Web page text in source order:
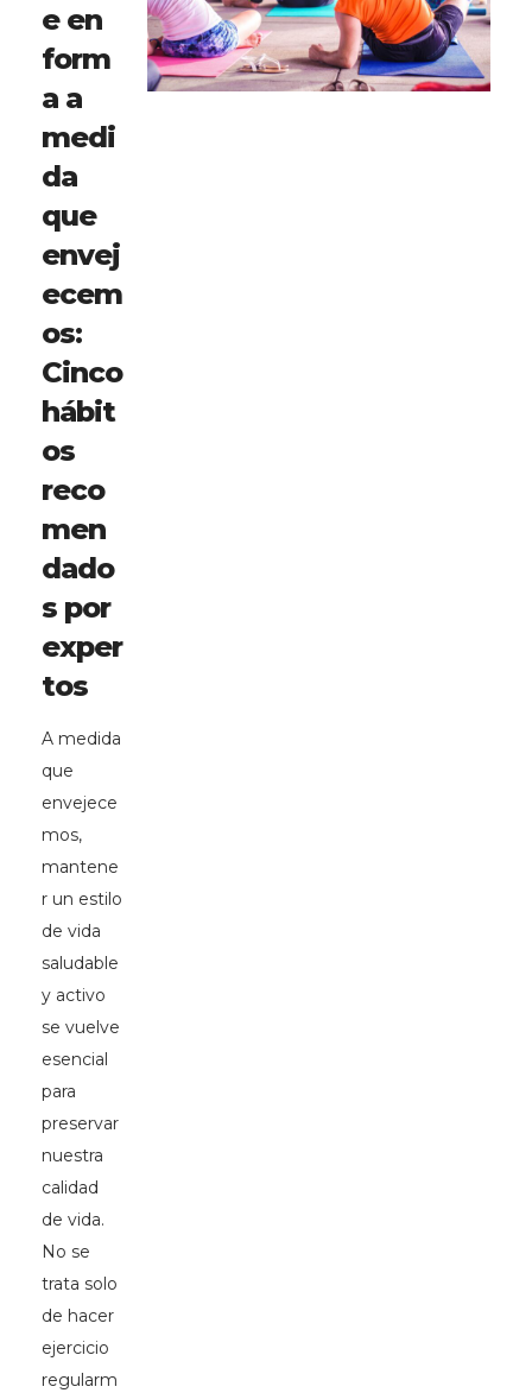
e en
form
a a
medi
da
que
envej
ecem
os:
Cinco
hábit
os
reco
men
dado
s por
exper
tos
A medida
que
envejece
mos,
mantene
r un estilo
de vida
saludable
y activo
se vuelve
esencial
para
preservar
nuestra
calidad
de vida.
No se
trata solo
de hacer
ejercicio
regularm